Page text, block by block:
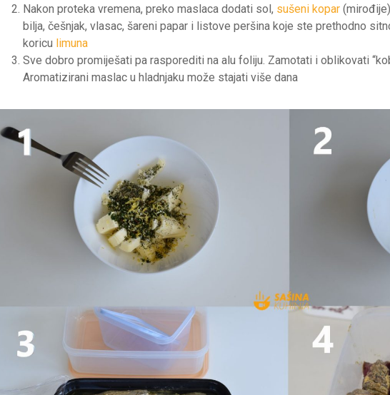
Nakon proteka vremena, preko maslaca dodati sol, sušeni kopar
bilja, češnjak, vlasac, šareni papar i listove peršina koje ste prethodno
koricu limuna
Sve dobro promiješati pa rasporediti na alu foliju. Zamotati i oblikovati
Aromatizirani maslac u hladnjaku može stajati više dana